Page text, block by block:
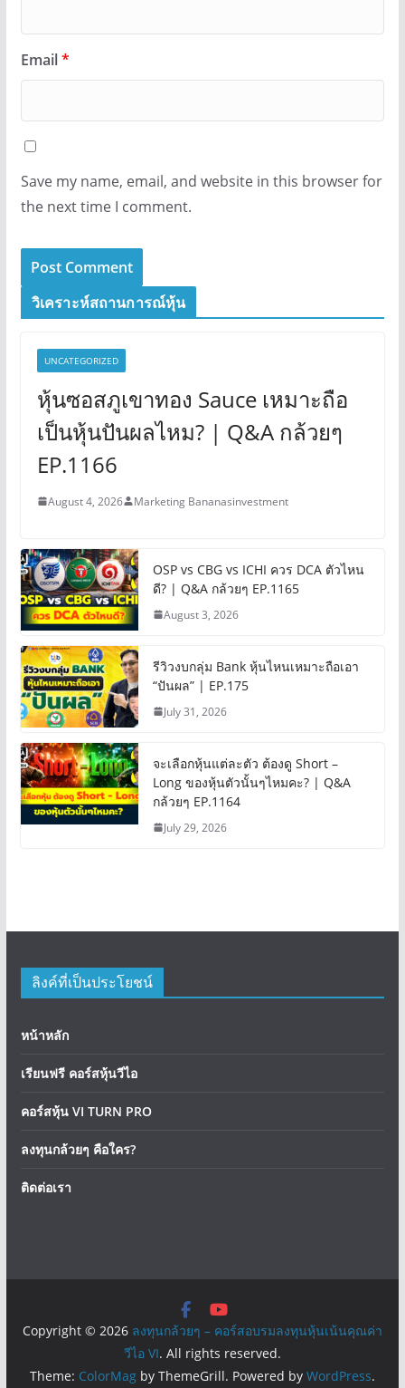
Email*
Save my name, email, and website in this browser for
the next time I comment.
วิเคราะห์สถานการณ์หุ้น
UNCATEGORIZED
หุ้นซอสภูเขาทอง Sauce เหมาะถือ
เป็นหุ้นปันผลไหม? | Q&A กล้วยๆ
EP.1166
August 4, 2026 Marketing Bananasinvestment
OSP vs CBG vs ICHI ควร DCA ตัวไหน
ดี? | Q&A กล้วยๆ EP.1165
August 3, 2026
รีวิวงบกลุ่ม Bank หุ้นไหนเหมาะถือเอา
“ปันผล” | EP.175
July 31, 2026
จะเลือกหุ้นแต่ละตัว ต้องดู Short –
Long ของหุ้นตัวนั้นๆไหมคะ? | Q&A
กล้วยๆ EP.1164
July 29, 2026
ลิงค์ที่เป็นประโยชน์
หน้าหลัก
เรียนฟรี คอร์สหุ้นวีไอ
คอร์สหุ้น VI TURN PRO
ลงทุนกล้วยๆ คือใคร?
ติดต่อเรา
Copyright © 2026 ลงทุนกล้วยๆ – คอร์สอบรมลงทุนหุ้นเน้นคุณค่า
วีไอ VI. All rights reserved.
Theme: ColorMagby ThemeGrill. Powered by WordPress.